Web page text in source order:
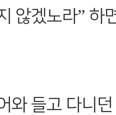
않겠노라” 하
와 들고 다니